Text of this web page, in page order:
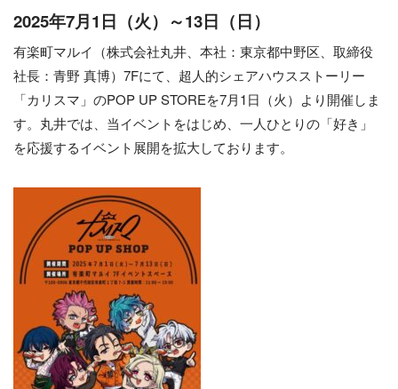
2025年7月1日（火）～13日（日）
有楽町マルイ（株式会社丸井、本社：東京都中野区、取締役
社長：青野 真博）7Fにて、超人的シェアハウスストーリー
「カリスマ」のPOP UP STOREを7月1日（火）より開催しま
す。丸井では、当イベントをはじめ、一人ひとりの「好き」
を応援するイベント展開を拡大しております。